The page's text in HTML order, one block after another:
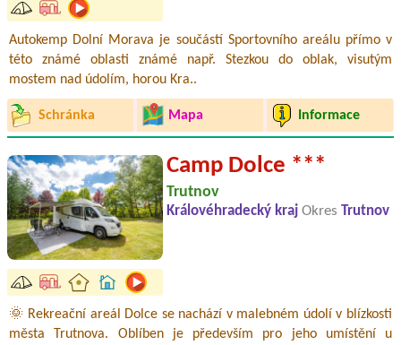
Autokemp Dolní Morava je součástí Sportovního areálu přímo v
této známé oblasti známé např. Stezkou do oblak, visutým
mostem nad údolím, horou Kra..
Schránka Mapa Informace
Camp Dolce ***
Trutnov
Královéhradecký kraj Okres Trutnov
🌞 Rekreační areál Dolce se nachází v malebném údolí v blízkosti
města Trutnova. Oblíben je především pro jeho umístění u